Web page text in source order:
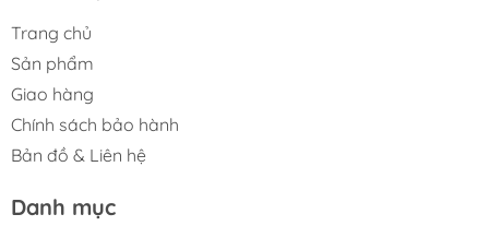
Trang chủ
Sản phẩm
Giao hàng
Chính sách bảo hành
Bản đồ & Liên hệ
Danh mục